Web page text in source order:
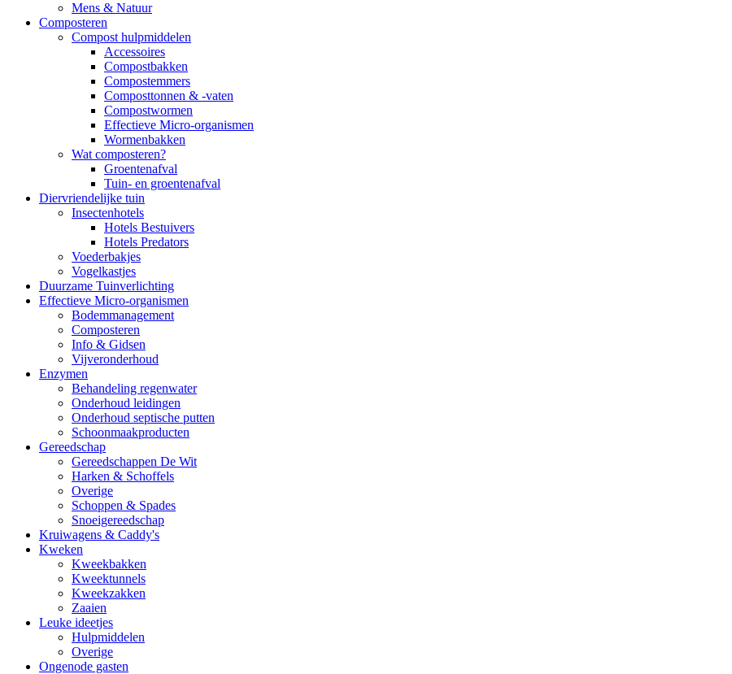
Mens & Natuur
Composteren
Compost hulpmiddelen
Accessoires
Compostbakken
Compostemmers
Composttonnen & -vaten
Compostwormen
Effectieve Micro-organismen
Wormenbakken
Wat composteren?
Groentenafval
Tuin- en groentenafval
Diervriendelijke tuin
Insectenhotels
Hotels Bestuivers
Hotels Predators
Voederbakjes
Vogelkastjes
Duurzame Tuinverlichting
Effectieve Micro-organismen
Bodemmanagement
Composteren
Info & Gidsen
Vijveronderhoud
Enzymen
Behandeling regenwater
Onderhoud leidingen
Onderhoud septische putten
Schoonmaakproducten
Gereedschap
Gereedschappen De Wit
Harken & Schoffels
Overige
Schoppen & Spades
Snoeigereedschap
Kruiwagens & Caddy's
Kweken
Kweekbakken
Kweektunnels
Kweekzakken
Zaaien
Leuke ideetjes
Hulpmiddelen
Overige
Ongenode gasten